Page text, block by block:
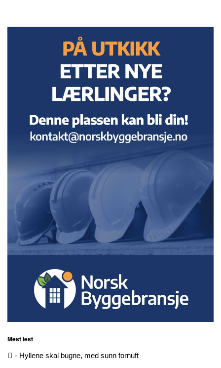
Mest lest
- Hyllene skal bugne, med sunn fornuft